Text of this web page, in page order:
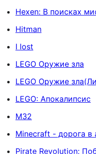
Hexen: В поисках
Hitman
I lost
LEGO Оружие зла
LEGO Оружие
LEGO: Апокалипсис
M32
Minecraft - дорога в
Pirate Revolution: